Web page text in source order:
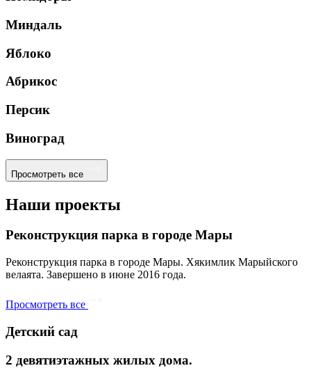
Миндаль
Яблоко
Абрикос
Персик
Виноград
Просмотреть все
Наши проекты
Реконструкция парка в городе Мары
Реконструкция парка в городе Мары. Хякимлик Марыйского
велаята. Завершено в июне 2016 года.
Просмотреть все
Детский сад
2 девятиэтажных жилых дома.